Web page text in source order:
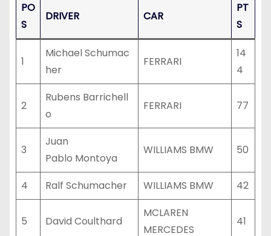
PO
S
DRIVER CAR
PT
S
1
Michael Schumac
her
FERRARI
14
4
2
Rubens Barrichell
o
FERRARI 77
3
Juan
Pablo Montoya
WILLIAMS BMW 50
4 Ralf Schumacher WILLIAMS BMW 42
5 David Coulthard
MCLAREN
MERCEDES
41